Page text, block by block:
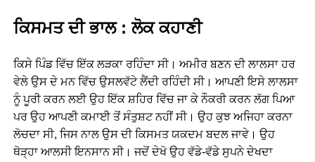
ਕਿਸਮਤ ਦੀ ਭਾਲ : ਲੋਕ ਕਹਾਣੀ
ਕਿਸੇ ਪਿੰਡ ਵਿੱਚ ਇੱਕ ਲੜਕਾ ਰਹਿੰਦਾ ਸੀ। ਅਮੀਰ ਬਣਨ ਦੀ ਲਾਲਸਾ ਹਰ
ਵੇਲੇ ਉਸ ਦੇ ਮਨ ਵਿੱਚ ਉਸਲਵੱਟੇ ਲੈਂਦੀ ਰਹਿੰਦੀ ਸੀ। ਆਪਣੀ ਇਸੇ ਲਾਲਸਾ
ਨੂੰ ਪੂਰੀ ਕਰਨ ਲਈ ਉਹ ਇੱਕ ਸ਼ਹਿਰ ਵਿੱਚ ਜਾ ਕੇ ਨੌਕਰੀ ਕਰਨ ਲੱਗ ਪਿਆ
ਪਰ ਉਹ ਆਪਣੀ ਕਮਾਈ ਤੋਂ ਸੰਤੁਸ਼ਟ ਨਹੀਂ ਸੀ। ਉਹ ਕੁਝ ਅਜਿਹਾ ਕਰਨਾ
ਲੋਚਦਾ ਸੀ, ਜਿਸ ਨਾਲ ਉਸ ਦੀ ਕਿਸਮਤ ਯਕਦਮ ਬਦਲ ਜਾਵੇ। ਉਹ
ਥੋੜ੍ਹਾ ਆਲਸੀ ਇਨਸਾਨ ਸੀ। ਜਦੋਂ ਦੇਖੋ ਉਹ ਵੱਡੇ-ਵੱਡੇ ਸੁਪਨੇ ਦੇਖਦਾ